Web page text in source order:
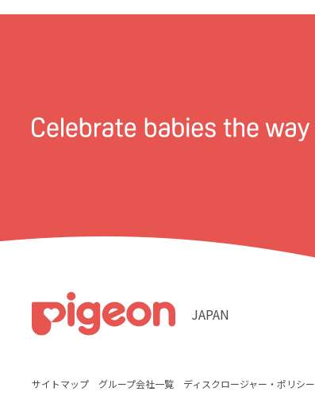
サイトマップ グループ会社一覧 ディスクロージャー・ポリシー
JAPAN